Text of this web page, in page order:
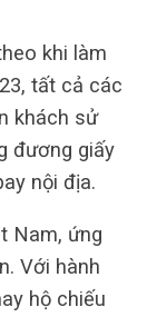
khi làm
tất cả các
khách sử
đương giấy
nội địa.
Nam, ứng
Với hành
hộ chiếu